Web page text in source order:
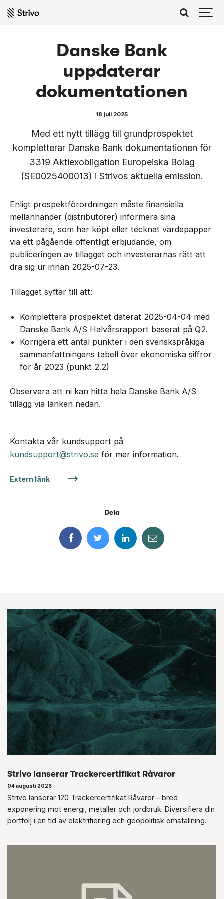
Danske Bank
uppdaterar
dokumentationen
18 juli 2025
Med ett nytt tillägg till grundprospektet
kompletterar Danske Bank dokumentationen för
3319 Aktiexobligation Europeiska Bolag
(SE0025400013) i Strivos aktuella emission.
Enligt prospektförordningen måste finansiella
mellanhänder (distributörer) informera sina
investerare, som har köpt eller tecknat värdepapper
via ett pågående offentligt erbjudande, om
publiceringen av tillägget och investerarnas rätt att
dra sig ur innan 2025-07-23.
Tillägget syftar till att:
Komplettera prospektet daterat 2025-04-04 med
Danske Bank A/S Halvårsrapport baserat på Q2.
Korrigera ett antal punkter i den svenskspråkiga
sammanfattningens tabell över ekonomiska siffror
för år 2023 (punkt 2.2)
Observera att ni kan hitta hela Danske Bank A/S
tillägg via länken nedan.
Kontakta vår kundsupport på
kundsupport@strivo.se för mer information.
Extern länk
Dela
Strivo lanserar Trackercertifikat Råvaror
04 augusti 2026
Strivo lanserar 120 Trackercertifikat Råvaror – bred
exponering mot energi, metaller och jordbruk. Diversifiera din
portfölj i en tid av elektrifiering och geopolitisk omställning.